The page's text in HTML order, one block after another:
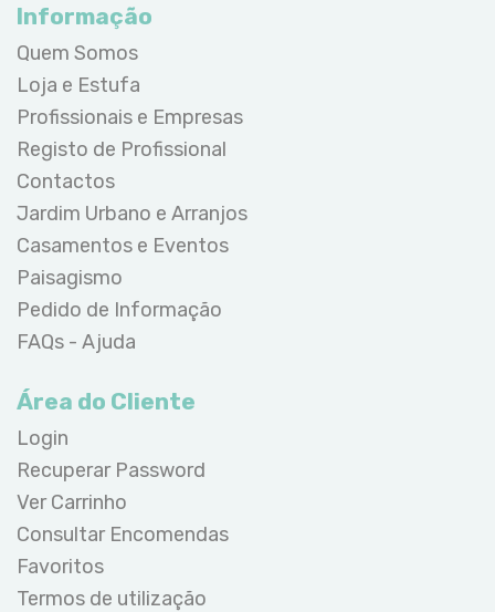
Informação
Quem Somos
Loja e Estufa
Profissionais e Empresas
Registo de Profissional
Contactos
Jardim Urbano e Arranjos
Casamentos e Eventos
Paisagismo
Pedido de Informação
FAQs - Ajuda
Área do Cliente
Login
Recuperar Password
Ver Carrinho
Consultar Encomendas
Favoritos
Termos de utilização